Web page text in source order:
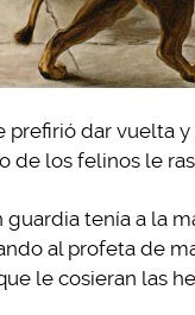
prefirió dar vuelta
de los felinos le
tenía a la
al profeta de
le cosieran las